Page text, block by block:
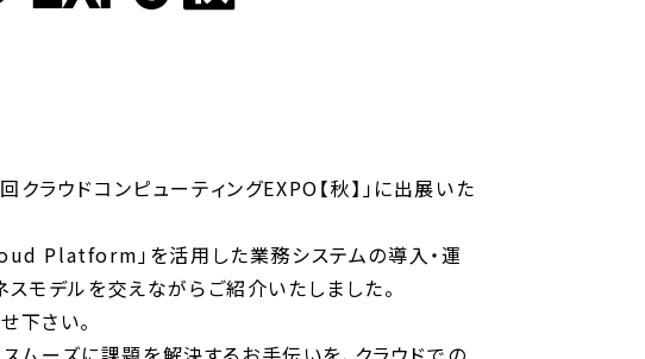
ウドコンピューティングEXPO【秋】」に出展いた
Platform」を活用した業務システムの導入・運
モデルを交えながらご紹介いたしました。
下さい。